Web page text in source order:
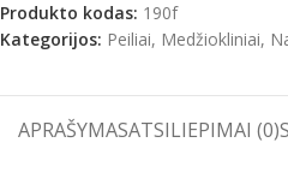
Produkto kodas: 190f
Kategorijos: Peiliai, Medžiokliniai,
APRAŠYMASATSILIEPIMAI (0)